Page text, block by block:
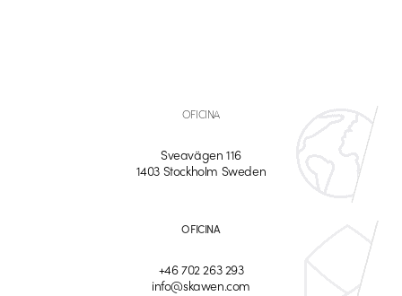
OFICINA
Sveavägen 116
1403 Stockholm Sweden
OFICINA
+46 702 263 293
info@skawen.com